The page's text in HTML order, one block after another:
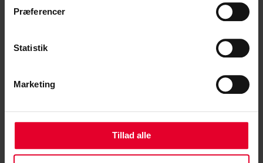
Præferencer
Statistik
Marketing
Tillad alle
Danske Artilleriregiment har gjort uddannelse til et